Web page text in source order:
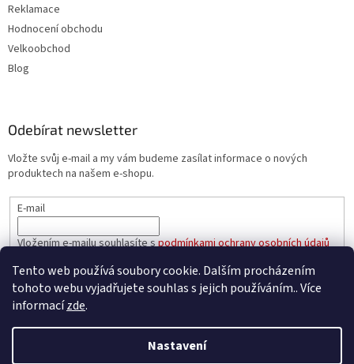
Tento web používá soubory cookie. Dalším procházením
tohoto webu vyjadřujete souhlas s jejich používáním.. Více
informacízde.
Nastavení
Reklamace
Hodnocení obchodu
Velkoobchod
Blog
Odebírat newsletter
Vložte svůj e-mail a my vám budeme zasílat informace o nových
produktech na našem e-shopu.
E-mail
Vložením e-mailu souhlasíte spodmínkami ochrany osobních údajů
PŘIHLÁSIT SE
Vytvořil Shoptet